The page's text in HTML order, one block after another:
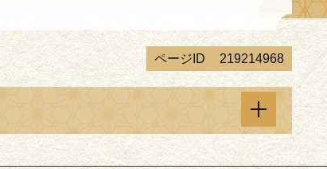
ページID 219214968